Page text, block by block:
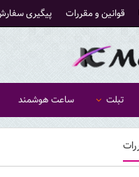
قوانین و مقررات پیگیری
تبلت ساعت هوشمند